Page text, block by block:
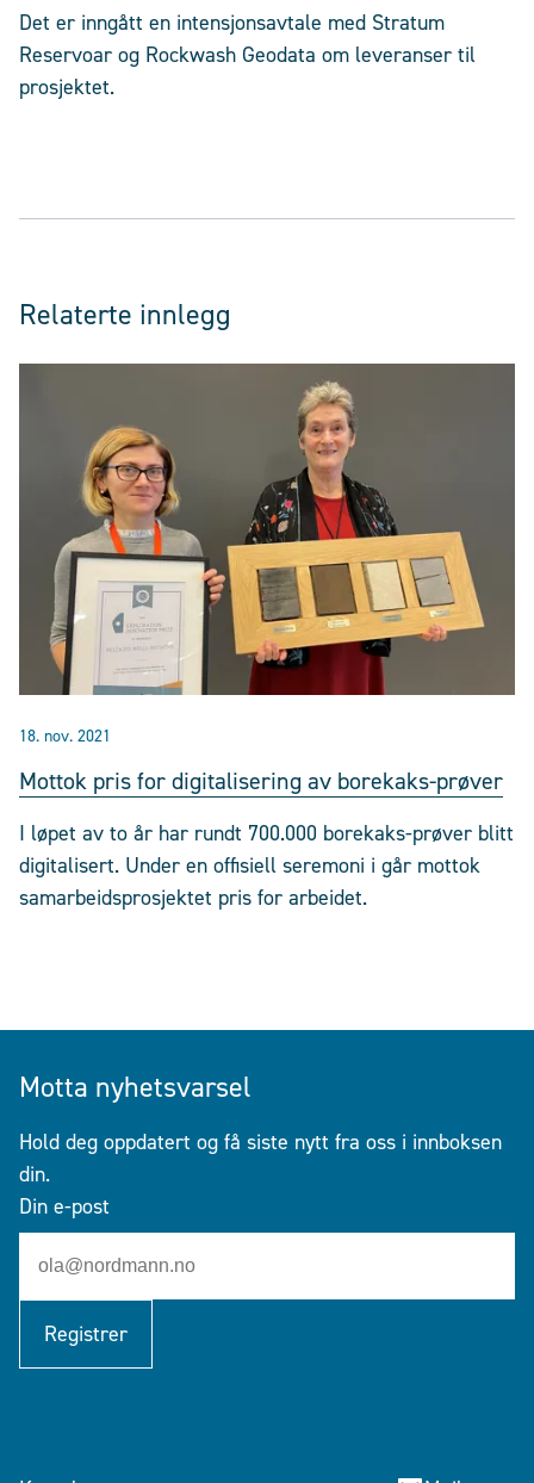
Det er inngått en intensjonsavtale med Stratum
Reservoar og Rockwash Geodata om leveranser til
prosjektet.
Relaterte innlegg
18. nov. 2021
Mottok pris for digitalisering av borekaks-prøver
I løpet av to år har rundt 700.000 borekaks-prøver blitt
digitalisert. Under en offisiell seremoni i går mottok
samarbeidsprosjektet pris for arbeidet.
Motta nyhetsvarsel
Hold deg oppdatert og få siste nytt fra oss i innboksen
din.
Din e-post
Registrer